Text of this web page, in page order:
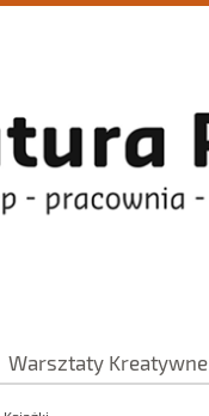
Warsztaty Kreatywne